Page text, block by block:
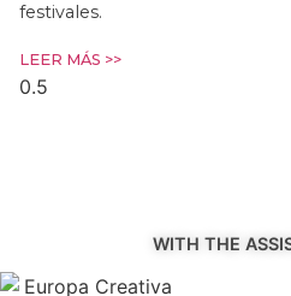
festivales.
LEER MÁS >>
WITH THE